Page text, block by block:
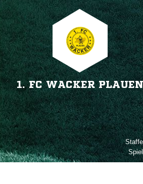
1. FC WACKER PLAUEN